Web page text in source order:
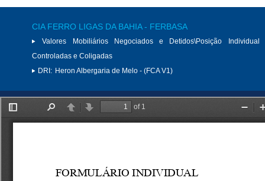
CIA FERRO LIGAS DA BAHIA - FERBASA
Valores Mobiliários Negociados e Detidos\Posição
Controladas e Coligadas
DRI: Heron Albergaria de Melo - (FCA V1)